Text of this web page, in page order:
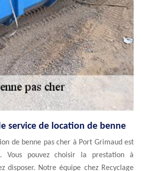
service de location de benne
de benne pas cher à Port Grimaud est
Vous pouvez choisir la prestation à
disposer. Notre équipe chez Recyclage